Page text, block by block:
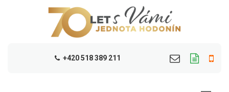
+420 518 389 211